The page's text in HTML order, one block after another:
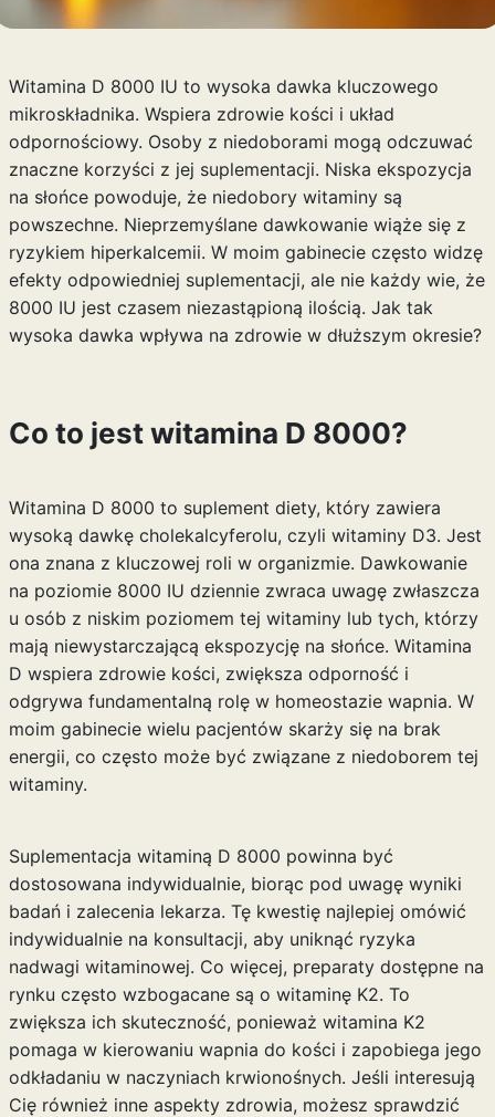
Witamina D 8000 IU to wysoka dawka kluczowego
mikroskładnika. Wspiera zdrowie kości i układ
odpornościowy. Osoby z niedoborami mogą odczuwać
znaczne korzyści z jej suplementacji. Niska ekspozycja
na słońce powoduje, że niedobory witaminy są
powszechne. Nieprzemyślane dawkowanie wiąże się z
ryzykiem hiperkalcemii. W moim gabinecie często widzę
efekty odpowiedniej suplementacji, ale nie każdy wie, że
8000 IU jest czasem niezastąpioną ilością. Jak tak
wysoka dawka wpływa na zdrowie w dłuższym okresie?
Co to jest witamina D 8000?
Witamina D 8000 to suplement diety, który zawiera
wysoką dawkę cholekalcyferolu, czyli witaminy D3. Jest
ona znana z kluczowej roli w organizmie. Dawkowanie
na poziomie 8000 IU dziennie zwraca uwagę zwłaszcza
u osób z niskim poziomem tej witaminy lub tych, którzy
mają niewystarczającą ekspozycję na słońce. Witamina
D wspiera zdrowie kości, zwiększa odporność i
odgrywa fundamentalną rolę w homeostazie wapnia. W
moim gabinecie wielu pacjentów skarży się na brak
energii, co często może być związane z niedoborem tej
witaminy.
Suplementacja witaminą D 8000 powinna być
dostosowana indywidualnie, biorąc pod uwagę wyniki
badań i zalecenia lekarza. Tę kwestię najlepiej omówić
indywidualnie na konsultacji, aby uniknąć ryzyka
nadwagi witaminowej. Co więcej, preparaty dostępne na
rynku często wzbogacane są o witaminę K2. To
zwiększa ich skuteczność, ponieważ witamina K2
pomaga w kierowaniu wapnia do kości i zapobiega jego
odkładaniu w naczyniach krwionośnych. Jeśli interesują
Cię również inne aspekty zdrowia, możesz sprawdzić